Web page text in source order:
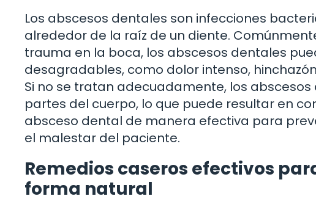
Los abscesos dentales son infecciones
alrededor de la raíz de un diente.
trauma en la boca, los abscesos dentales
desagradables, como dolor intenso,
Si no se tratan adecuadamente, los
partes del cuerpo, lo que puede resultar en
absceso dental de manera efectiva para
el malestar del paciente.
Remedios caseros efectivos
forma natural